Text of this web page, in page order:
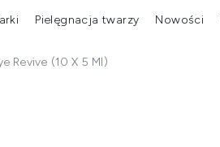
Wejdź do podmenu (Beauty Box)
Wejdź do podmenu (Marki)
Pielęgnacja twarzy Nowości
Revive (10 X 5 Ml)